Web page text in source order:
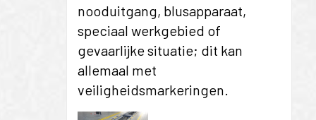
nooduitgang, blusapparaat,
speciaal werkgebied of
gevaarlijke situatie; dit kan
allemaal met
veiligheidsmarkeringen.